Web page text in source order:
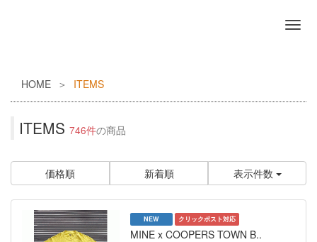
HOME ITEMS
ITEMS 746件の商品
価格順 新着順 表示件数
NEW クリックポスト対応
MINE x COOPERS TOWN B..